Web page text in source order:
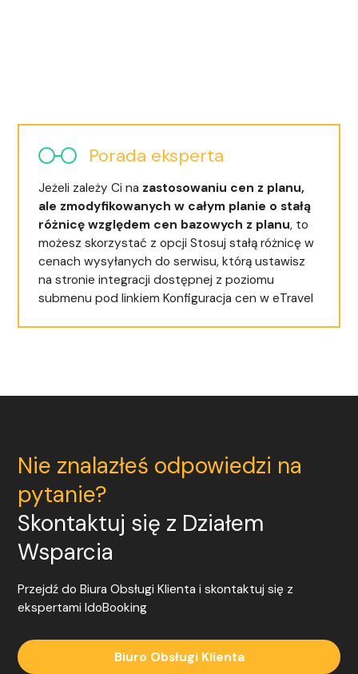
Porada eksperta
Jeżeli zależy Ci na zastosowaniu cen z planu,
ale zmodyfikowanych w całym planie o stałą
różnicę względem cen bazowych z planu, to
możesz skorzystać z opcji Stosuj stałą różnicę w
cenach wysyłanych do serwisu, którą ustawisz
na stronie integracji dostępnej z poziomu
submenu pod linkiem Konfiguracja cen w eTravel
Nie znalazłeś odpowiedzi na
pytanie?
Skontaktuj się z Działem
Wsparcia
Przejdź do Biura Obsługi Klienta i skontaktuj się z
ekspertami IdoBooking
Biuro Obsługi Klienta